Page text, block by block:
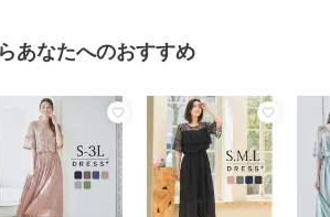
あなたへのおすすめ